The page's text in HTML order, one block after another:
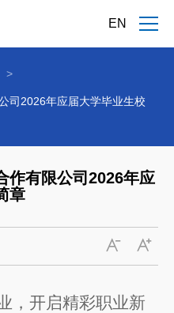
EN
>
司2026年应届大学毕业生校
作有限公司2026年应
章
， 开启精彩职业新